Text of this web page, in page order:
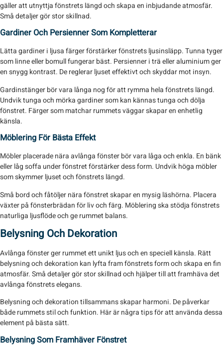
gäller att utnyttja fönstrets längd och skapa en inbjudande atmosfär.
Små detaljer gör stor skillnad.
Gardiner Och Persienner Som Kompletterar
Lätta gardiner i ljusa färger förstärker fönstrets ljusinsläpp. Tunna tyger
som linne eller bomull fungerar bäst. Persienner i trä eller aluminium ger
en snygg kontrast. De reglerar ljuset effektivt och skyddar mot insyn.
Gardinstänger bör vara långa nog för att rymma hela fönstrets längd.
Undvik tunga och mörka gardiner som kan kännas tunga och dölja
fönstret. Färger som matchar rummets väggar skapar en enhetlig
känsla.
Möblering För Bästa Effekt
Möbler placerade nära avlånga fönster bör vara låga och enkla. En bänk
eller låg soffa under fönstret förstärker dess form. Undvik höga möbler
som skymmer ljuset och fönstrets längd.
Små bord och fåtöljer nära fönstret skapar en mysig läshörna. Placera
växter på fönsterbrädan för liv och färg. Möblering ska stödja fönstrets
naturliga ljusflöde och ge rummet balans.
Belysning Och Dekoration
Avlånga fönster ger rummet ett unikt ljus och en speciell känsla. Rätt
belysning och dekoration kan lyfta fram fönstrets form och skapa en fin
atmosfär. Små detaljer gör stor skillnad och hjälper till att framhäva det
avlånga fönstrets elegans.
Belysning och dekoration tillsammans skapar harmoni. De påverkar
både rummets stil och funktion. Här är några tips för att använda dessa
element på bästa sätt.
Belysning Som Framhäver Fönstret